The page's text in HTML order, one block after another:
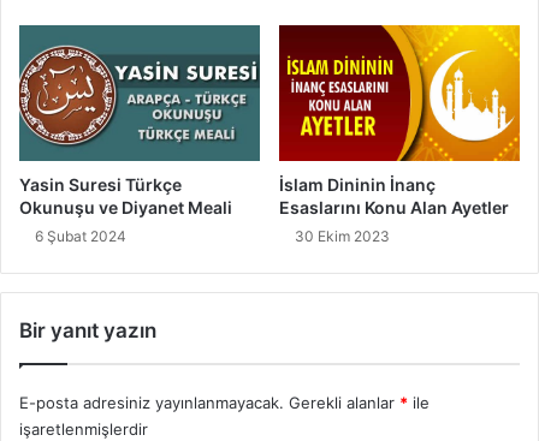
Yasin Suresi Türkçe
Okunuşu ve Diyanet Meali
6 Şubat 2024
İslam Dininin İnanç
Esaslarını Konu Alan Ayetler
30 Ekim 2023
Bir yanıt yazın
E-posta adresiniz yayınlanmayacak. Gerekli alanlar * ile
işaretlenmişlerdir